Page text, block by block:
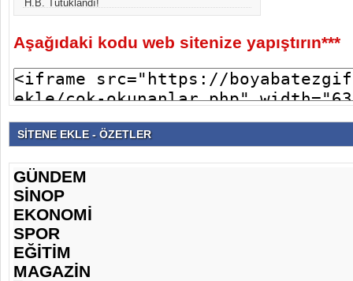
Aşağıdaki kodu web sitenize yapıştırın***
SİTENE EKLE - ÖZETLER
GÜNDEM
SİNOP
EKONOMİ
SPOR
EĞİTİM
MAGAZİN